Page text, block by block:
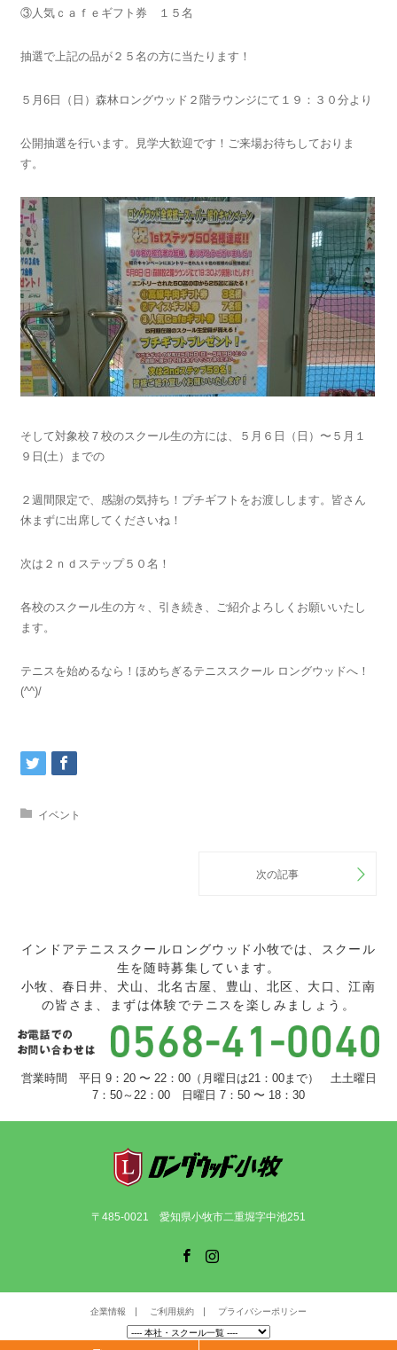
③人気ｃａｆｅギフト券 １５名
抽選で上記の品が２５名の方に当たります！
５月6日（日）森林ロングウッド２階ラウンジにて１９：３０分より
公開抽選を行います。見学大歓迎です！ご来場お待ちしておりま
す。
そして対象校７校のスクール生の方には、５月６日（日）〜５月１
９日(土）までの
２週間限定で、感謝の気持ち！プチギフトをお渡しします。皆さん
休まずに出席してくださいね！
次は２ｎｄステップ５０名！
各校のスクール生の方々、引き続き、ご紹介よろしくお願いいたし
ます。
テニスを始めるなら！ほめちぎるテニススクール ロングウッドへ！
(^^)/
イベント
インドアテニススクールロングウッド小牧では、スクール
生を随時募集しています。
小牧、春日井、犬山、北名古屋、豊山、北区、大口、江南
の皆さま、まずは体験でテニスを楽しみましょう。
営業時間 平日 9：20 〜 22：00（月曜日は21：00まで） 土土曜日
7：50～22：00 日曜日 7：50 〜 18：30
〒485-0021 愛知県小牧市二重堀字中池251
企業情報 ご利用規約 プライバシーポリシー